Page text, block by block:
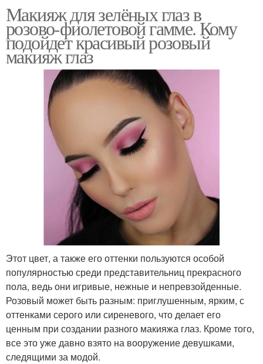
Макияж для зелёных глаз в
розово-фиолетовой гамме. Кому
подойдет красивый розовый
макияж глаз
Этот цвет, а также его оттенки пользуются особой
популярностью среди представительниц прекрасного
пола, ведь они игривые, нежные и непревзойденные.
Розовый может быть разным: приглушенным, ярким, с
оттенками серого или сиреневого, что делает его
ценным при создании разного макияжа глаз. Кроме того,
все это уже давно взято на вооружение девушками,
следящими за модой.